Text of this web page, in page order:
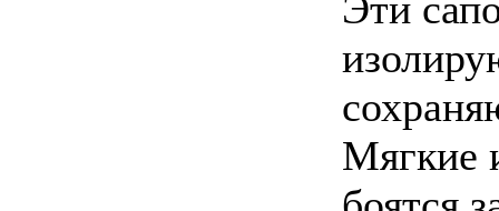
Мягкие